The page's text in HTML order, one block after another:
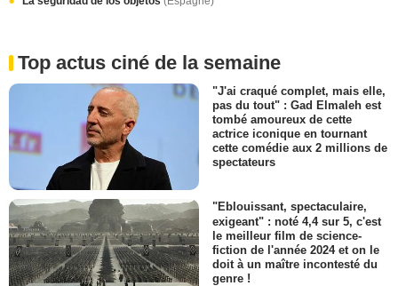
Top actus ciné de la semaine
"J'ai craqué complet, mais elle,
pas du tout" : Gad Elmaleh est
tombé amoureux de cette
actrice iconique en tournant
cette comédie aux 2 millions de
spectateurs
"Eblouissant, spectaculaire,
exigeant" : noté 4,4 sur 5, c'est
le meilleur film de science-
fiction de l'année 2024 et on le
doit à un maître incontesté du
genre !